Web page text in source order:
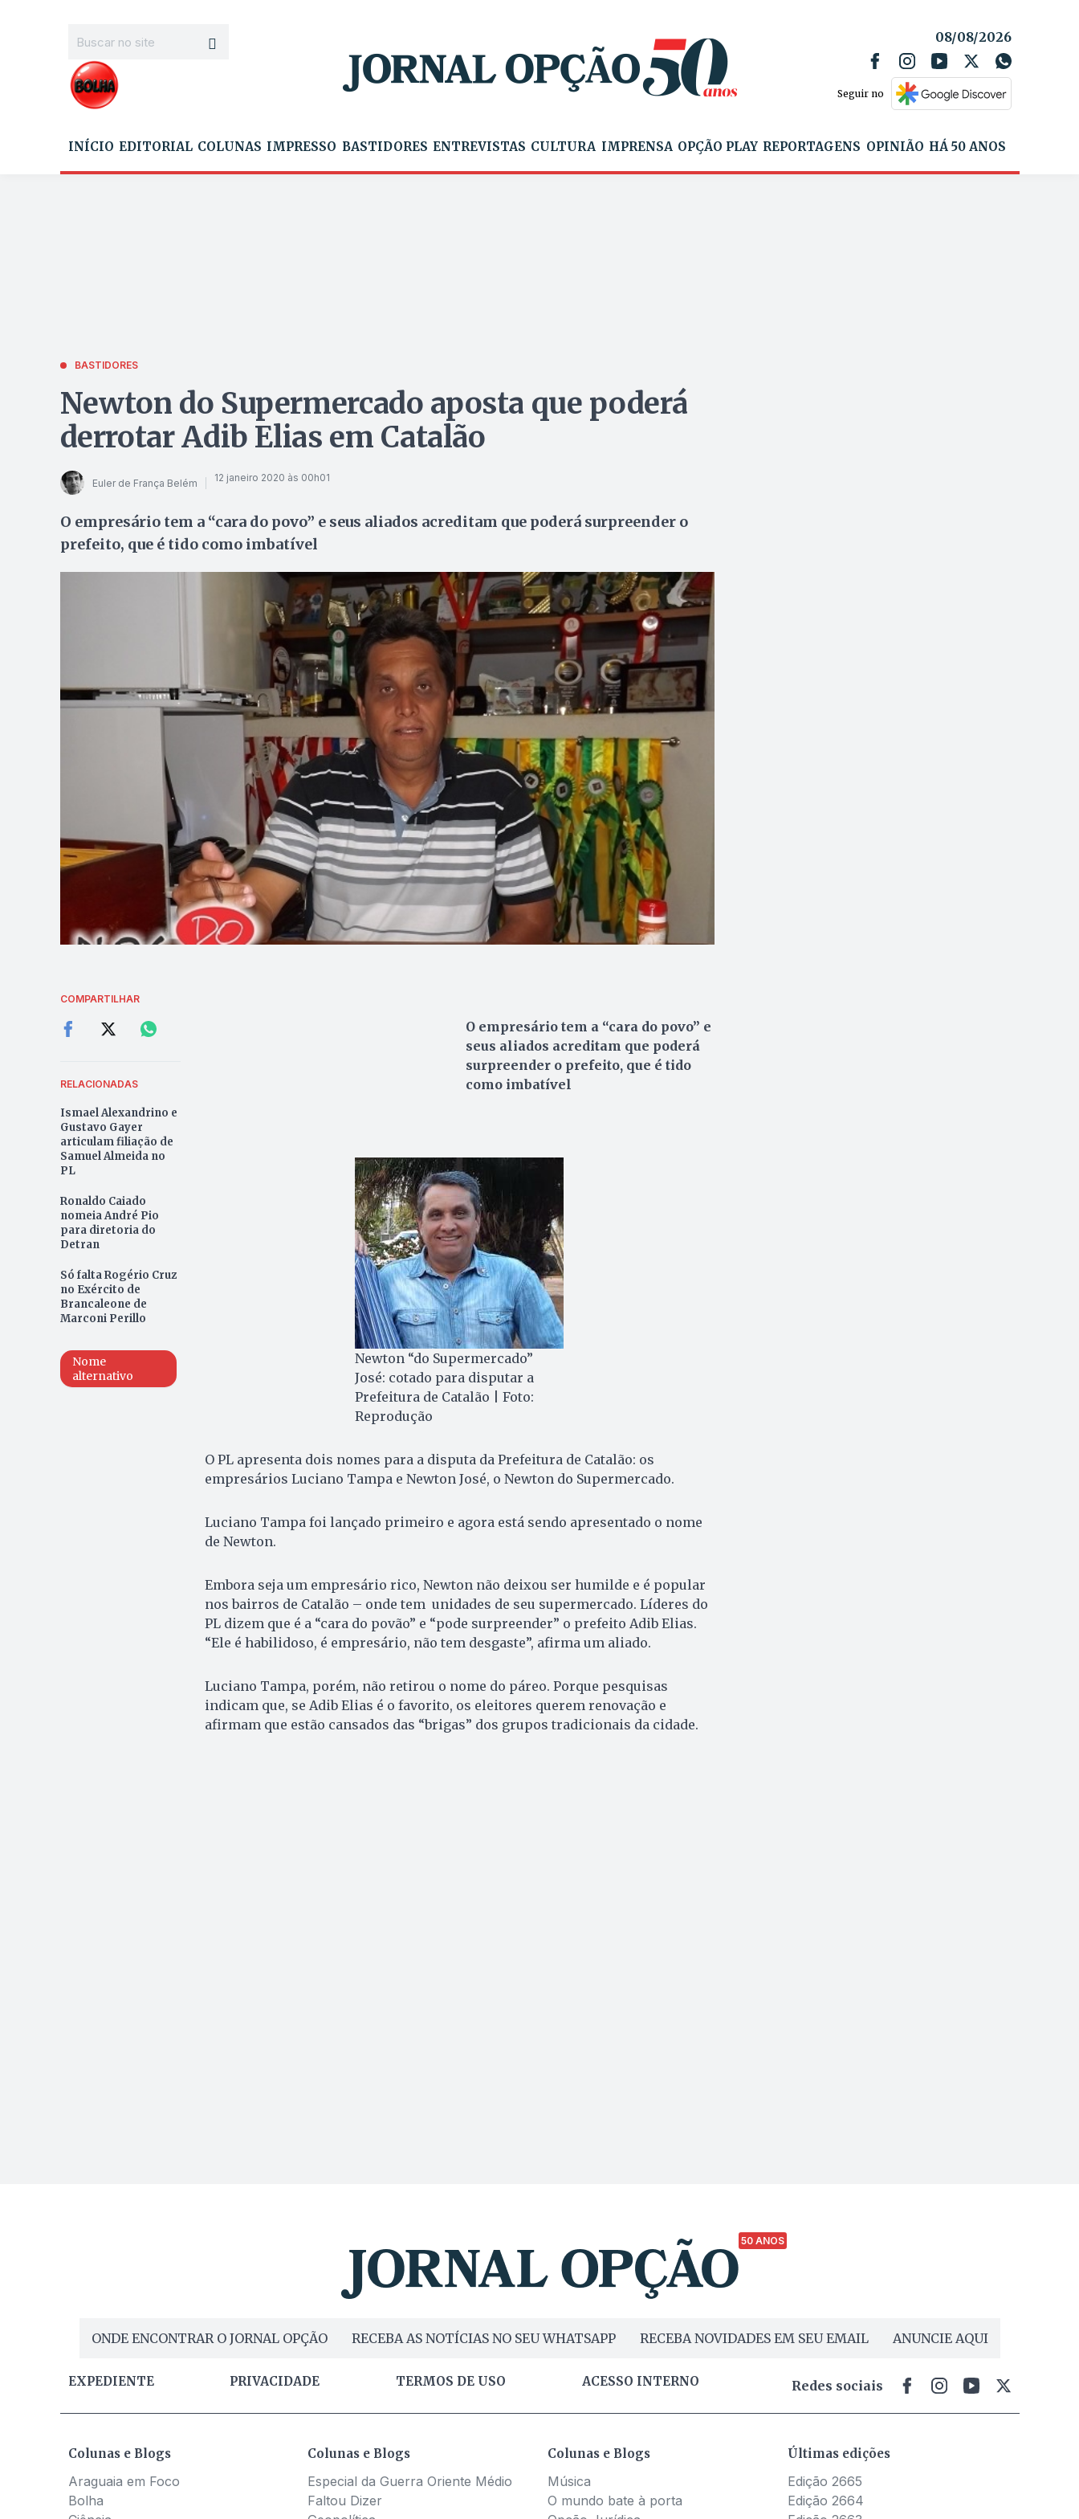
08/08/2026
Seguir no
INÍCIO EDITORIAL COLUNAS IMPRESSO BASTIDORES ENTREVISTAS CULTURA IMPRENSA OPÇÃO PLAY REPORTAGENS OPINIÃO HÁ 50 ANOS
BASTIDORES
Newton do Supermercado aposta que poderá
derrotar Adib Elias em Catalão
Euler de França Belém 12 janeiro 2020 às 00h01
O empresário tem a “cara do povo” e seus aliados acreditam que poderá surpreender o
prefeito, que é tido como imbatível
COMPARTILHAR
RELACIONADAS
Ismael Alexandrino e
Gustavo Gayer
articulam filiação de
Samuel Almeida no
PL
Ronaldo Caiado
nomeia André Pio
para diretoria do
Detran
Só falta Rogério Cruz
no Exército de
Brancaleone de
Marconi Perillo
Nome
alternativo
O empresário tem a “cara do povo” e
seus aliados acreditam que poderá
surpreender o prefeito, que é tido
como imbatível
Newton “do Supermercado”
José: cotado para disputar a
Prefeitura de Catalão | Foto:
Reprodução
O PL apresenta dois nomes para a disputa da Prefeitura de Catalão: os
empresários Luciano Tampa e Newton José, o Newton do Supermercado.
Luciano Tampa foi lançado primeiro e agora está sendo apresentado o nome
de Newton.
Embora seja um empresário rico, Newton não deixou ser humilde e é popular
nos bairros de Catalão – onde tem unidades de seu supermercado. Líderes do
PL dizem que é a “cara do povão” e “pode surpreender” o prefeito Adib Elias.
“Ele é habilidoso, é empresário, não tem desgaste”, afirma um aliado.
Luciano Tampa, porém, não retirou o nome do páreo. Porque pesquisas
indicam que, se Adib Elias é o favorito, os eleitores querem renovação e
afirmam que estão cansados das “brigas” dos grupos tradicionais da cidade.
50 ANOS
ONDE ENCONTRAR O JORNAL OPÇÃO RECEBA AS NOTÍCIAS NO SEU WHATSAPP RECEBA NOVIDADES EM SEU EMAIL ANUNCIE AQUI
EXPEDIENTE PRIVACIDADE TERMOS DE USO ACESSO INTERNO Redes sociais
Colunas e Blogs
Araguaia em Foco
Bolha
Colunas e Blogs
Especial da Guerra Oriente Médio
Faltou Dizer
Colunas e Blogs
Música
O mundo bate à porta
Últimas edições
Edição 2665
Edição 2664